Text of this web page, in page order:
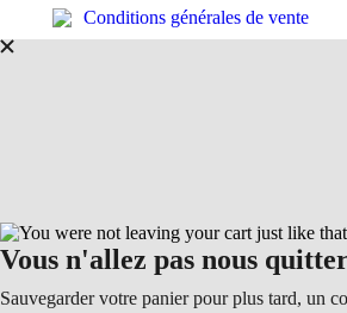
du
produit
la
page
choisies
sur
peuvent
être
Les
options
Conditions générales de vente
Vous n'allez pas nous
Sauvegarder votre panier pour plus tard, un